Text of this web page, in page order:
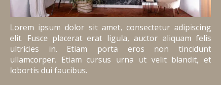
Lorem ipsum dolor sit amet, consectetur adipiscing
elit. Fusce placerat erat ligula, auctor aliquam felis
ultricies in. Etiam porta eros non tincidunt
ullamcorper. Etiam cursus urna ut velit blandit, et
lobortis dui faucibus.